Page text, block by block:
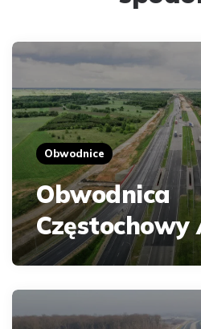
Obwodnice
Obwodnica
Częstochowy